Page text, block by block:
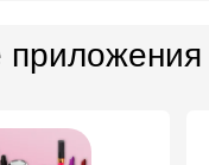
приложения